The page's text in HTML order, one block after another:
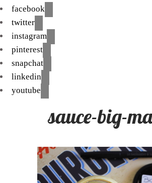
facebook
twitter
instagram
pinterest
snapchat
linkedin
youtube
sauce-big-